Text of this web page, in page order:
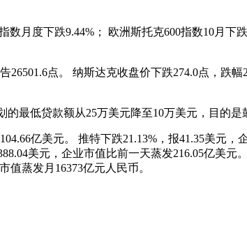
月度下跌9.44%； 欧洲斯托克600指数10月
点。 纳斯达克收盘价下跌274.0点，跌幅
最低贷款额从25万美元降至10万美元，目的是
亿美元。 推特下跌21.13%，报41.35美元
美元，企业市值比前一天蒸发216.05亿美
值蒸发月16373亿元人民币。